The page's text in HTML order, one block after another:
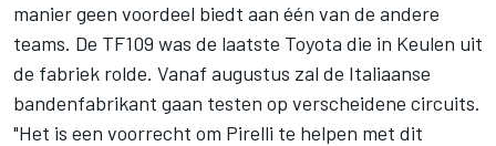
manier geen voordeel biedt aan één van de andere
teams. De TF109 was de laatste Toyota die in Keulen uit
de fabriek rolde. Vanaf augustus zal de Italiaanse
bandenfabrikant gaan testen op verscheidene circuits.
"Het is een voorrecht om Pirelli te helpen met dit